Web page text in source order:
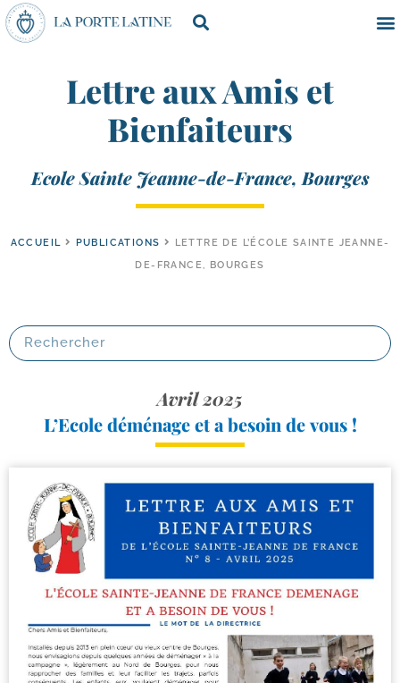
Lettre aux Amis et
Bienfaiteurs
Ecole Sainte Jeanne-de-France, Bourges
ACCUEIL PUBLICATIONS
LETTRE DE L’ÉCOLE SAINTE JEANNE-
DE-FRANCE, BOURGES
Avril 2025
L’Ecole déménage et a besoin de vous !